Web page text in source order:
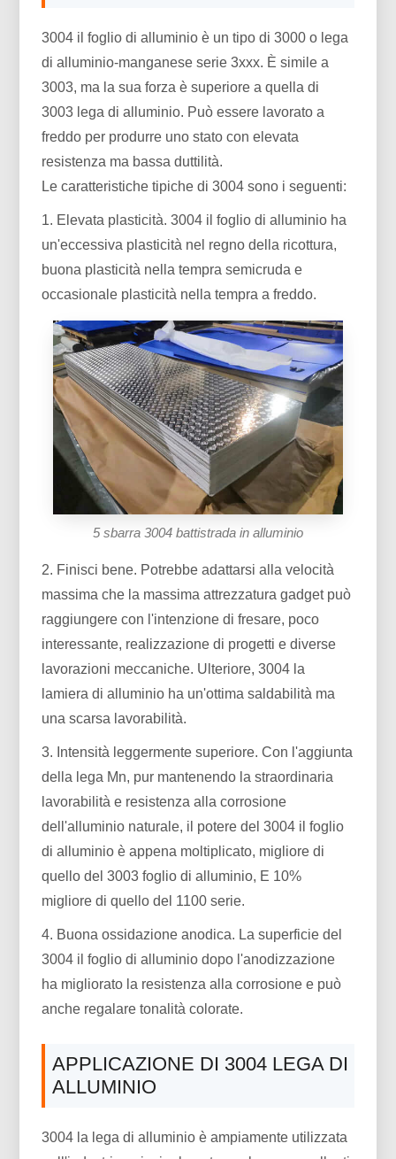
3004 il foglio di alluminio è un tipo di 3000 o lega
di alluminio-manganese serie 3xxx. È simile a
3003, ma la sua forza è superiore a quella di
3003 lega di alluminio. Può essere lavorato a
freddo per produrre uno stato con elevata
resistenza ma bassa duttilità.
Le caratteristiche tipiche di 3004 sono i seguenti:
1. Elevata plasticità. 3004 il foglio di alluminio ha
un'eccessiva plasticità nel regno della ricottura,
buona plasticità nella tempra semicruda e
occasionale plasticità nella tempra a freddo.
5 sbarra 3004 battistrada in alluminio
2. Finisci bene. Potrebbe adattarsi alla velocità
massima che la massima attrezzatura gadget può
raggiungere con l'intenzione di fresare, poco
interessante, realizzazione di progetti e diverse
lavorazioni meccaniche. Ulteriore, 3004 la
lamiera di alluminio ha un'ottima saldabilità ma
una scarsa lavorabilità.
3. Intensità leggermente superiore. Con l'aggiunta
della lega Mn, pur mantenendo la straordinaria
lavorabilità e resistenza alla corrosione
dell'alluminio naturale, il potere del 3004 il foglio
di alluminio è appena moltiplicato, migliore di
quello del 3003 foglio di alluminio, E 10%
migliore di quello del 1100 serie.
4. Buona ossidazione anodica. La superficie del
3004 il foglio di alluminio dopo l'anodizzazione
ha migliorato la resistenza alla corrosione e può
anche regalare tonalità colorate.
APPLICAZIONE DI 3004 LEGA DI
ALLUMINIO
3004 la lega di alluminio è ampiamente utilizzata